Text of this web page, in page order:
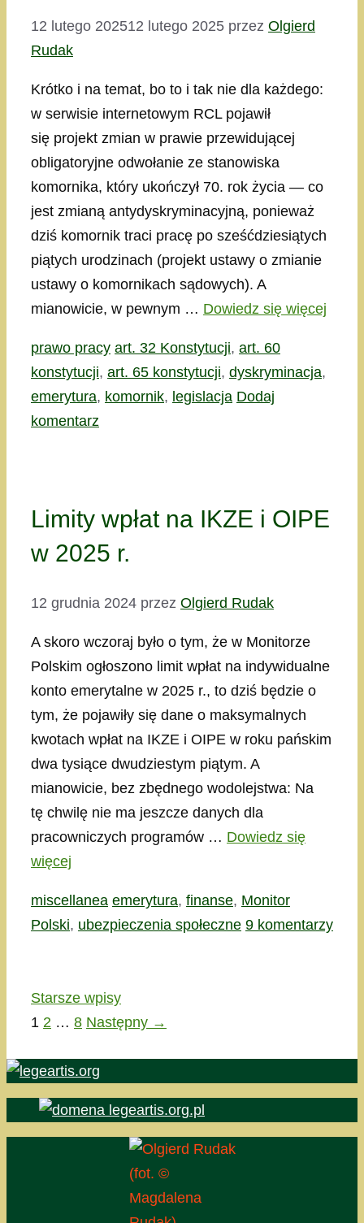
12 lutego 202512 lutego 2025 przez Olgierd
Rudak
Krótko i na temat, bo to i tak nie dla każdego:
w serwisie internetowym RCL pojawił
się projekt zmian w prawie przewidującej
obligatoryjne odwołanie ze stanowiska
komornika, który ukończył 70. rok życia — co
jest zmianą antydyskryminacyjną, ponieważ
dziś komornik traci pracę po sześćdziesiątych
piątych urodzinach (projekt ustawy o zmianie
ustawy o komornikach sądowych). A
mianowicie, w pewnym … Dowiedz się więcej
Kategorie
prawo pracy Tagi
art. 32 Konstytucji, art. 60
konstytucji, art. 65 konstytucji, dyskryminacja,
emerytura, komornik, legislacja Dodaj
komentarz
Limity wpłat na IKZE i OIPE
w 2025 r.
12 grudnia 2024 przez Olgierd Rudak
A skoro wczoraj było o tym, że w Monitorze
Polskim ogłoszono limit wpłat na indywidualne
konto emerytalne w 2025 r., to dziś będzie o
tym, że pojawiły się dane o maksymalnych
kwotach wpłat na IKZE i OIPE w roku pańskim
dwa tysiące dwudziestym piątym. A
mianowicie, bez zbędnego wodolejstwa: Na
tę chwilę nie ma jeszcze danych dla
pracowniczych programów … Dowiedz się
więcej
Kategorie
miscellanea Tagi
emerytura, finanse, Monitor
Polski, ubezpieczenia społeczne 9 komentarzy
Starsze wpisy
Strona
1 Strona
2 … Strona
8 Następny →
(fot. ©
Magdalena